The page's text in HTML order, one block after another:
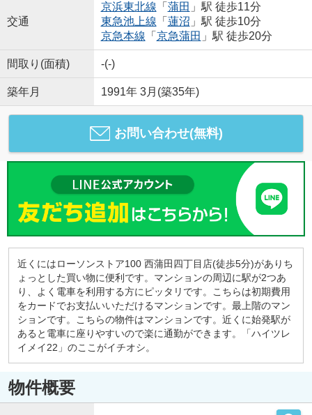
交通
京浜東北線 「 蒲田 」駅 徒歩11分
東急池上線 「 蓮沼 」駅 徒歩10分
京急本線 「 京急蒲田 」駅 徒歩20分
間取り(面積) -(-)
築年月 1991年 3月(築35年)
お問い合わせ(無料)
近くにはローソンストア100 西蒲田四丁目店(徒歩5分)がありち
ょっとした買い物に便利です。マンションの周辺に駅が2つあ
り、よく電車を利用する方にピッタリです。こちらは初期費用
をカードでお支払いいただけるマンションです。最上階のマン
ションです。こちらの物件はマンションです。近くに始発駅が
あると電車に座りやすいので楽に通勤ができます。「ハイツレ
イメイ22」のここがイチオシ。
物件概要